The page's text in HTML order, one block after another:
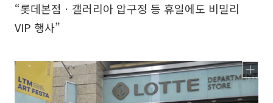
“롯데본점ㆍ갤러리아 압구정 등 휴일에도 비밀리
VIP 행사”